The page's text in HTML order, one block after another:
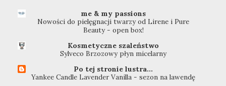
me & my passions
Nowości do pielęgnacji twarzy od Lirene i Pure
Beauty - open box!
Kosmetyczne szaleństwo
Sylveco Brzozowy płyn micelarny
Po tej stronie lustra...
Yankee Candle Lavender Vanilla - sezon na lawendę